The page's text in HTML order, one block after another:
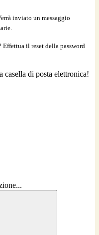
inviato un messaggio
Effettua il reset della password
casella di posta elettronica!